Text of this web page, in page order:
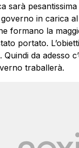
sarà
in carica
formano la
portato.
da adesso
traballerà.